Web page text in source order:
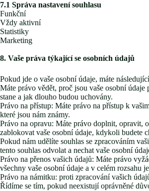
7.1 Správa nastavení souhlasu
Funkční
Vždy aktivní
Statistiky
Marketing
8. Vaše práva týkající se osobních údajů
Pokud jde o vaše osobní údaje, máte
Máte právo vědět, proč jsou vaše osobní údaje
stane a jak dlouho budou uchovány.
Právo na přístup: Máte právo na přístup k
které jsou nám známy.
Právo na opravu: Máte právo doplnit, opravit,
zablokovat vaše osobní údaje, kdykoli budete
Pokud nám udělíte souhlas se zpracováním
tento souhlas odvolat a nechat vaše osobní
Právo na přenos vašich údajů: Máte právo
všechny vaše osobní údaje a v celém rozsahu
Právo na námitku: proti zpracování vašich
Řídíme se tím, pokud neexistují oprávněné